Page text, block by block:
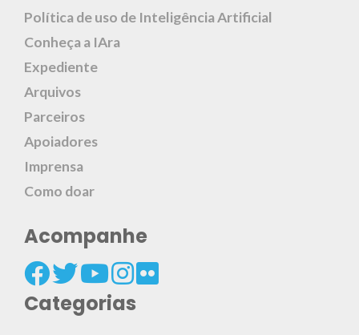
Política de uso de Inteligência Artificial
Conheça a IAra
Expediente
Arquivos
Parceiros
Apoiadores
Imprensa
Como doar
Acompanhe
Categorias